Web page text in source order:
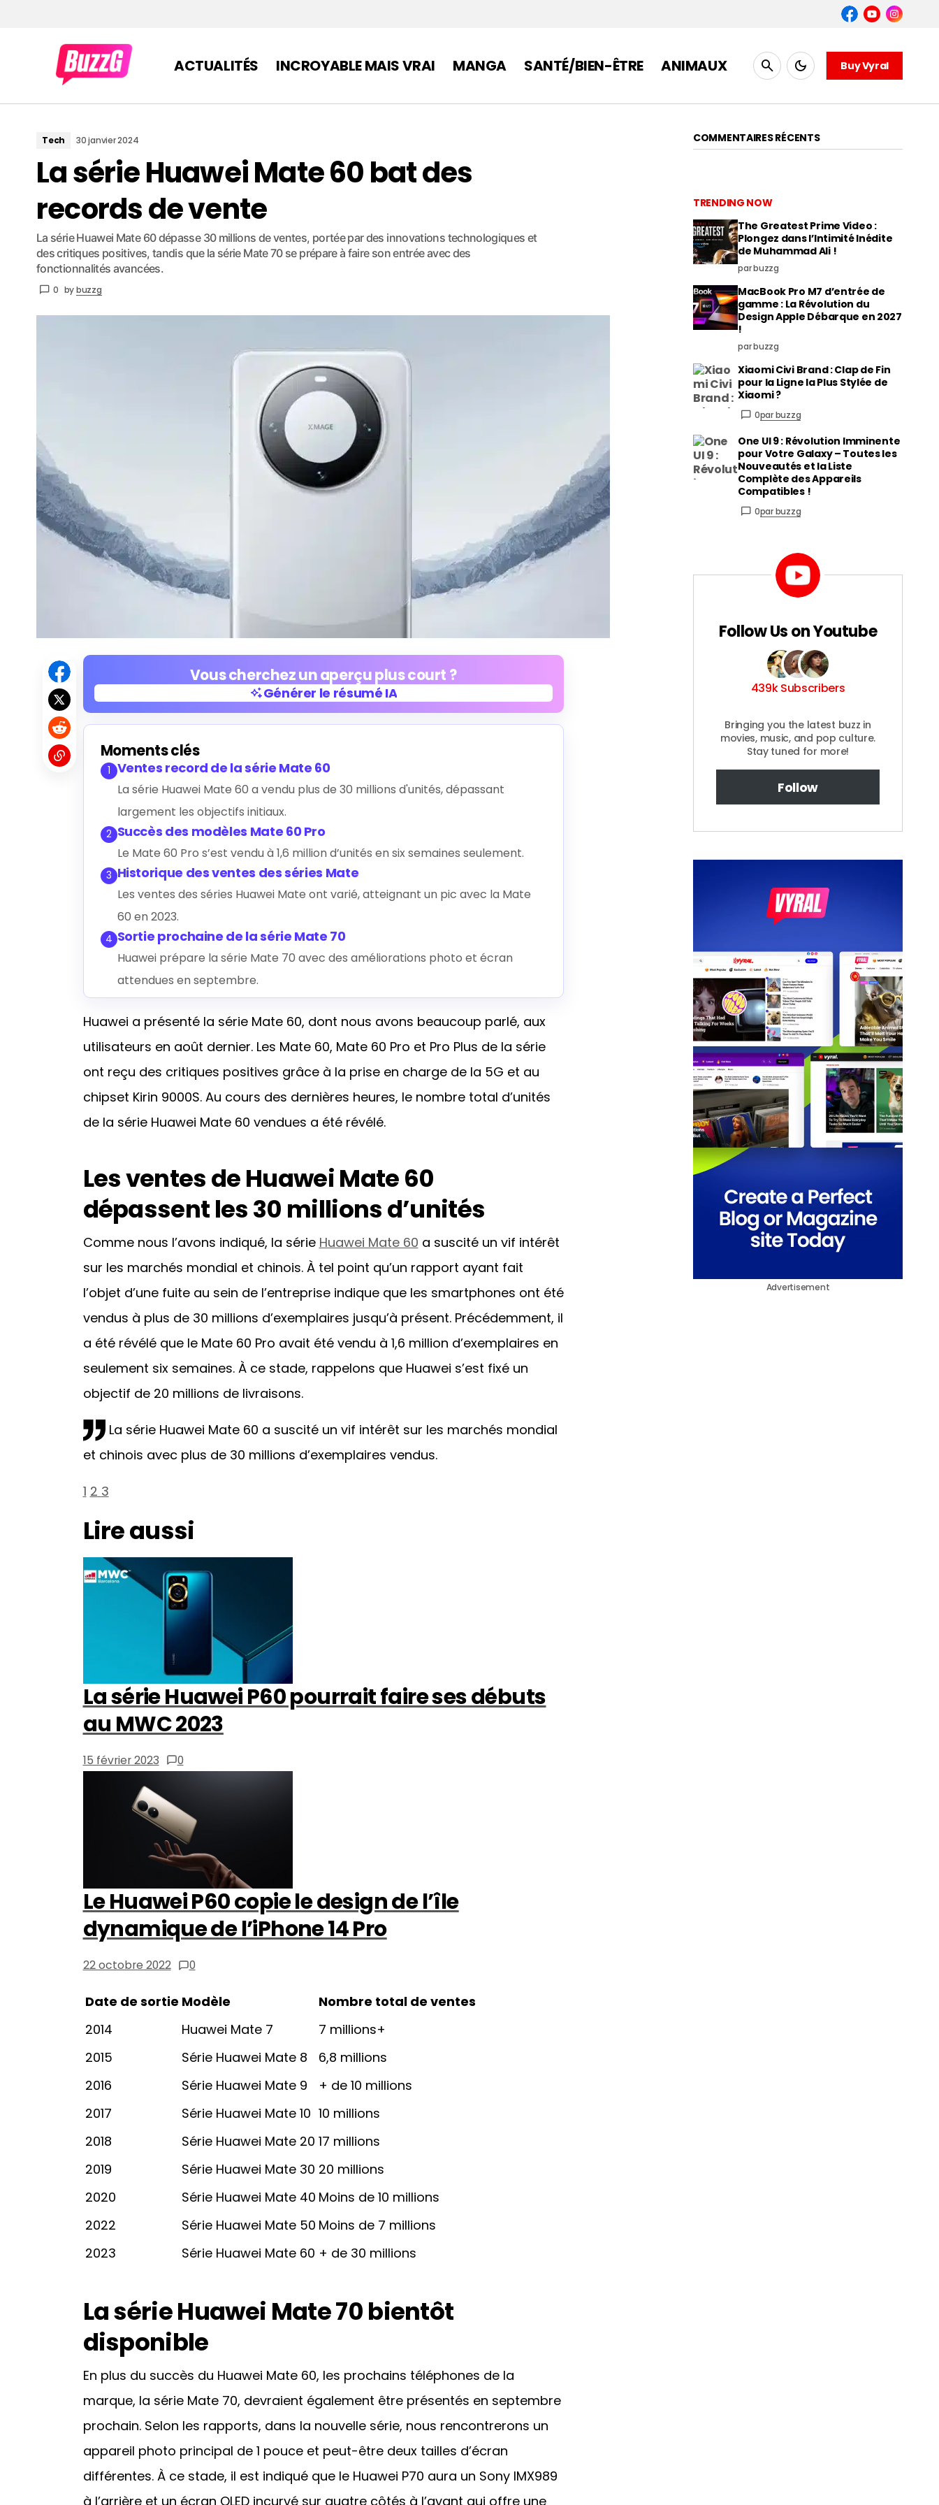
ACTUALITÉS INCROYABLE MAIS VRAI MANGA SANTÉ/BIEN-ÊTRE ANIMAUX Buy Vyral
Tech 30 janvier 2024
La série Huawei Mate 60 bat des
records de vente
La série Huawei Mate 60 dépasse 30 millions de ventes, portée par des innovations technologiques et
des critiques positives, tandis que la série Mate 70 se prépare à faire son entrée avec des
fonctionnalités avancées.
0 bybuzzg
Vous cherchez un aperçu plus court ?
Générer le résumé IA
Moments clés
1 Ventes record de la série Mate 60
La série Huawei Mate 60 a vendu plus de 30 millions d'unités, dépassant
largement les objectifs initiaux.
2 Succès des modèles Mate 60 Pro
Le Mate 60 Pro s’est vendu à 1,6 million d’unités en six semaines seulement.
3 Historique des ventes des séries Mate
Les ventes des séries Huawei Mate ont varié, atteignant un pic avec la Mate
60 en 2023.
4 Sortie prochaine de la série Mate 70
Huawei prépare la série Mate 70 avec des améliorations photo et écran
attendues en septembre.
Huawei a présenté la série Mate 60, dont nous avons beaucoup parlé, aux
utilisateurs en août dernier. Les Mate 60, Mate 60 Pro et Pro Plus de la série
ont reçu des critiques positives grâce à la prise en charge de la 5G et au
chipset Kirin 9000S. Au cours des dernières heures, le nombre total d’unités
de la série Huawei Mate 60 vendues a été révélé.
Les ventes de Huawei Mate 60
dépassent les 30 millions d’unités
Comme nous l’avons indiqué, la série Huawei Mate 60 a suscité un vif intérêt
sur les marchés mondial et chinois. À tel point qu’un rapport ayant fait
l’objet d’une fuite au sein de l’entreprise indique que les smartphones ont été
vendus à plus de 30 millions d’exemplaires jusqu’à présent. Précédemment, il
a été révélé que le Mate 60 Pro avait été vendu à 1,6 million d’exemplaires en
seulement six semaines. À ce stade, rappelons que Huawei s’est fixé un
objectif de 20 millions de livraisons.
La série Huawei Mate 60 a suscité un vif intérêt sur les marchés mondial
et chinois avec plus de 30 millions d’exemplaires vendus.
1 2 3
Lire aussi
La série Huawei P60 pourrait faire ses débuts
au MWC 2023
15 février 2023 0
Le Huawei P60 copie le design de l’île
dynamique de l’iPhone 14 Pro
22 octobre 2022 0
Date de sortie Modèle
Nombre total de ventes
2014
Huawei Mate 7
7 millions+
2015
Série Huawei Mate 8
6,8 millions
2016
Série Huawei Mate 9
+ de 10 millions
2017
Série Huawei Mate 10 10 millions
2018
Série Huawei Mate 20 17 millions
2019
Série Huawei Mate 30 20 millions
2020
Série Huawei Mate 40 Moins de 10 millions
2022
Série Huawei Mate 50 Moins de 7 millions
2023
Série Huawei Mate 60 + de 30 millions
La série Huawei Mate 70 bientôt
disponible
En plus du succès du Huawei Mate 60, les prochains téléphones de la
marque, la série Mate 70, devraient également être présentés en septembre
prochain. Selon les rapports, dans la nouvelle série, nous rencontrerons un
appareil photo principal de 1 pouce et peut-être deux tailles d’écran
différentes. À ce stade, il est indiqué que le Huawei P70 aura un Sony IMX989
à l’arrière et un écran OLED incurvé sur quatre côtés à l’avant qui offre une
COMMENTAIRES RÉCENTS
TRENDING NOW
The Greatest Prime Video :
Plongez dans l’Intimité Inédite
de Muhammad Ali !
par buzzg
MacBook Pro M7 d’entrée de
gamme : La Révolution du
Design Apple Débarque en 2027
!
par buzzg
Xiaomi Civi Brand : Clap de Fin
pour la Ligne la Plus Stylée de
Xiaomi ?
0par buzzg
One UI 9 : Révolution Imminente
pour Votre Galaxy – Toutes les
Nouveautés et la Liste
Complète des Appareils
Compatibles !
0par buzzg
Follow Us on Youtube
439k Subscribers
Bringing you the latest buzz in
movies, music, and pop culture.
Stay tuned for more!
Follow
Advertisement